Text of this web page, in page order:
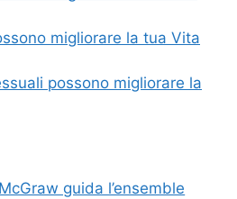
migliorare la tua Vita
possono migliorare la
guida l’ensemble